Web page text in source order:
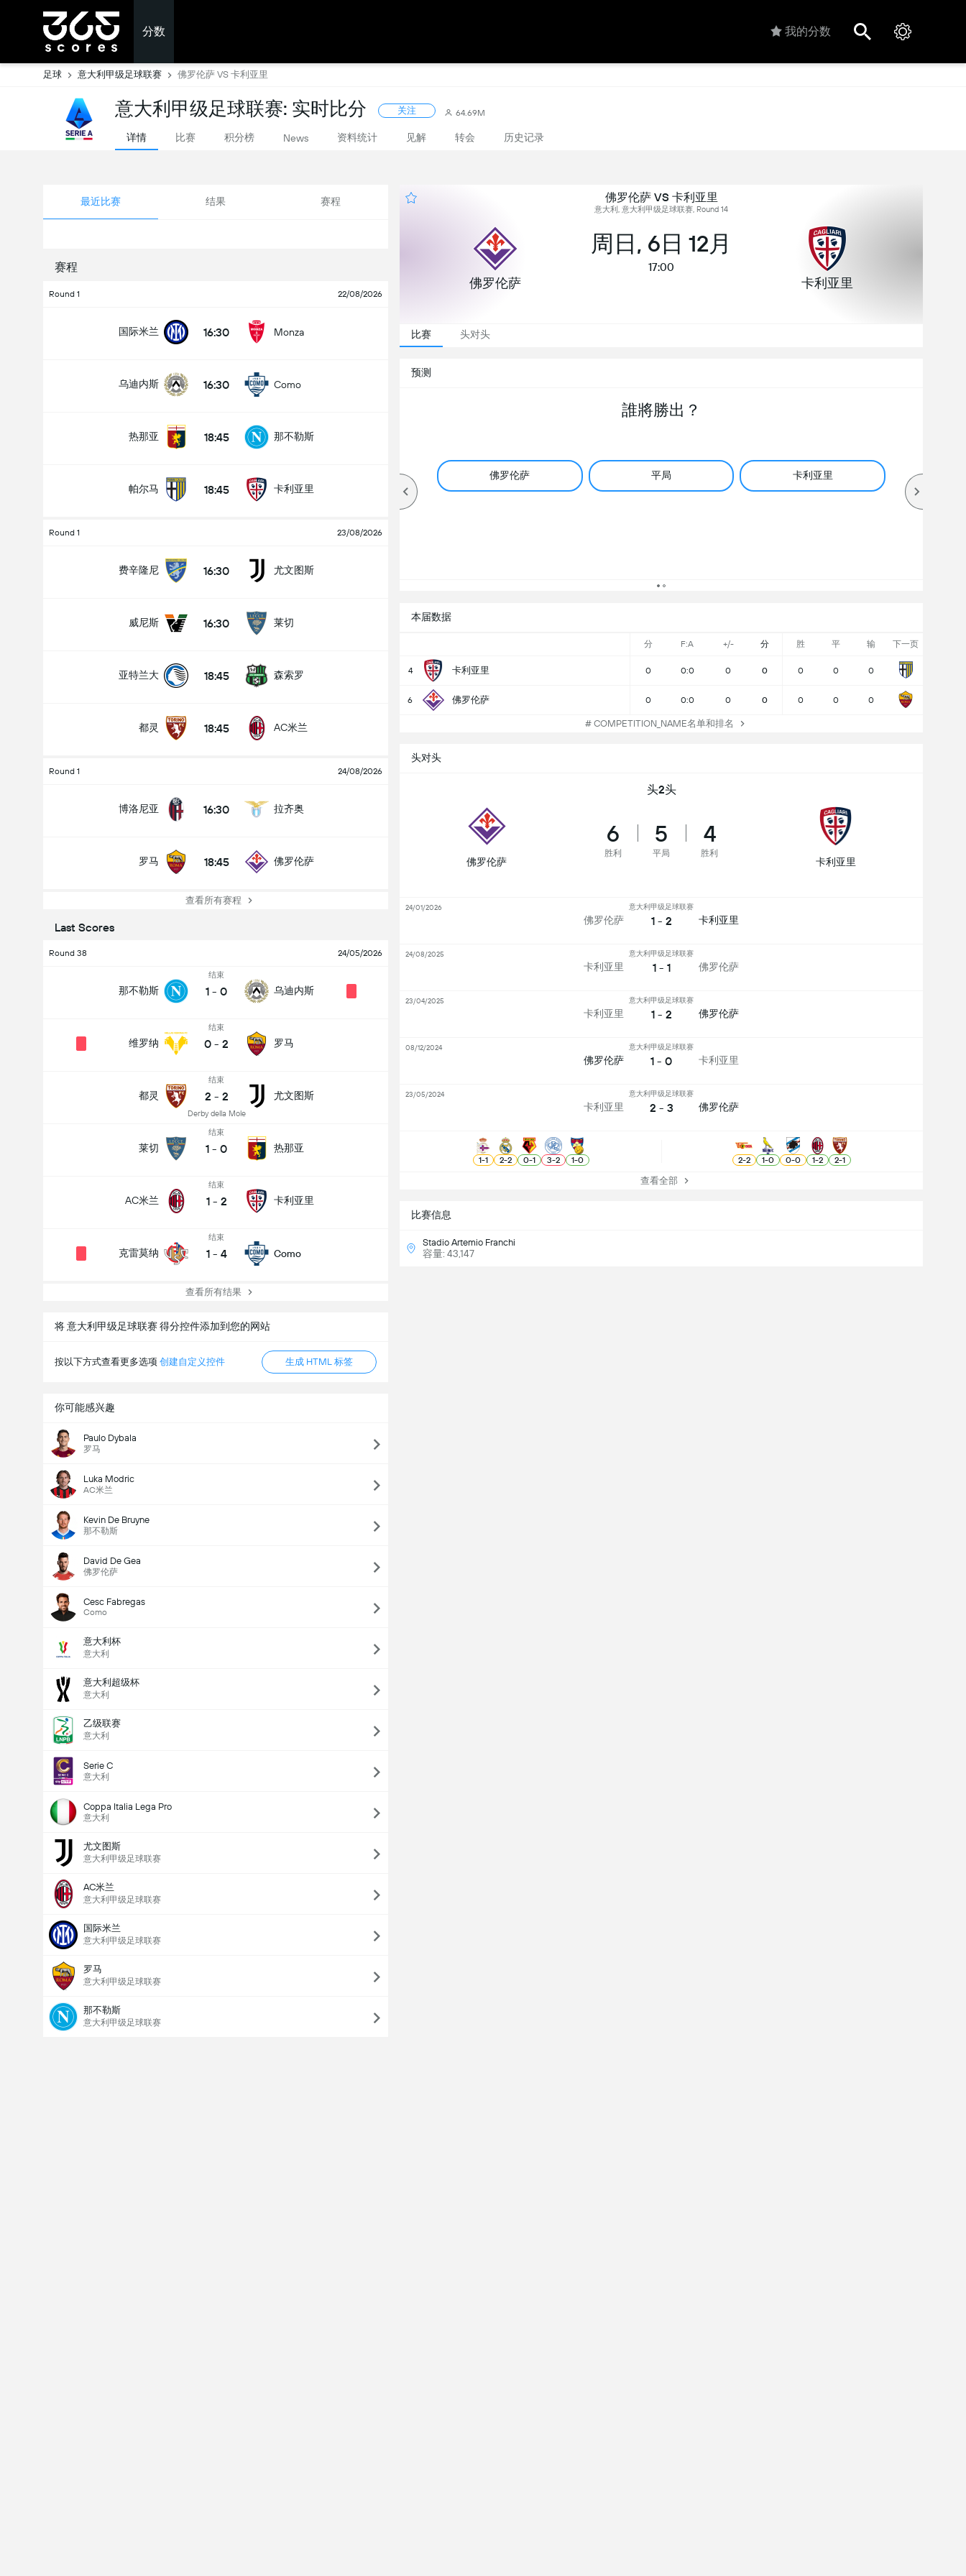
分数 我的分数
足球 意大利甲级足球联赛 佛罗伦萨 VS 卡利亚里
意大利甲级足球联赛: 实时比分 关注 64.69M
详情 比赛 积分榜 News 资料统计 见解 转会 历史记录
最近比赛 结果 赛程
赛程
Round 1 22/08/2026
国际米兰 16:30 Monza
乌迪内斯 16:30 Como
热那亚 18:45 那不勒斯
帕尔马 18:45 卡利亚里
Round 1 23/08/2026
费辛隆尼 16:30 尤文图斯
威尼斯 16:30 莱切
亚特兰大 18:45 森索罗
都灵 18:45 AC米兰
Round 1 24/08/2026
博洛尼亚 16:30 拉齐奥
罗马 18:45 佛罗伦萨
查看所有赛程
Last Scores
Round 38 24/05/2026
那不勒斯
结束
1 - 0 乌迪内斯
维罗纳
结束
0 - 2 罗马
都灵
结束
2 - 2
Derby della Mole
尤文图斯
莱切
结束
1 - 0 热那亚
AC米兰
结束
1 - 2 卡利亚里
克雷莫纳
结束
1 - 4 Como
查看所有结果
将 意大利甲级足球联赛 得分控件添加到您的网站
按以下方式查看更多选项 创建自定义控件 生成 HTML 标签
你可能感兴趣
Paulo Dybala
罗马
Luka Modric
AC米兰
Kevin De Bruyne
那不勒斯
David De Gea
佛罗伦萨
Cesc Fabregas
Como
意大利杯
意大利
意大利超级杯
意大利
乙级联赛
意大利
Serie C
意大利
Coppa Italia Lega Pro
意大利
尤文图斯
意大利甲级足球联赛
AC米兰
意大利甲级足球联赛
国际米兰
意大利甲级足球联赛
罗马
意大利甲级足球联赛
那不勒斯
意大利甲级足球联赛
佛罗伦萨 VS 卡利亚里
意大利, 意大利甲级足球联赛, Round 14
佛罗伦萨
周日, 6日 12月
17:00
卡利亚里
比赛 头对头
预测
誰將勝出？
佛罗伦萨 平局 卡利亚里
本届数据
分 F:A +/- 分 胜 平 输 下一页
4 卡利亚里 0 0:0 0 0 0 0 0
6 佛罗伦萨 0 0:0 0 0 0 0 0
# COMPETITION_NAME名单和排名
比赛信息
Stadio Artemio Franchi
容量: 43,147
头对头
头2头
佛罗伦萨
6
胜利
5
平局
4
胜利
卡利亚里
佛罗伦萨
意大利甲级足球联赛
1 - 2 卡利亚里
24/01/2026
卡利亚里
意大利甲级足球联赛
1 - 1 佛罗伦萨
24/08/2025
卡利亚里
意大利甲级足球联赛
1 - 2 佛罗伦萨
23/04/2025
佛罗伦萨
意大利甲级足球联赛
1 - 0 卡利亚里
08/12/2024
卡利亚里
意大利甲级足球联赛
2 - 3 佛罗伦萨
23/05/2024
1-1 2-2 0-1 3-2 1-0 2-2 1-0 0-0 1-2 2-1
查看全部